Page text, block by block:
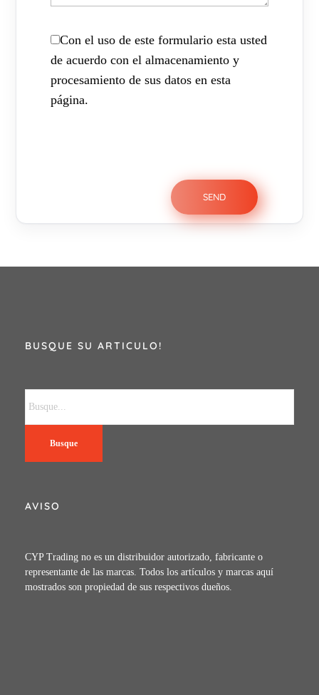
Con el uso de este formulario esta usted
de acuerdo con el almacenamiento y
procesamiento de sus datos en esta
página.
BUSQUE SU ARTICULO!
Busque
AVISO
CYP Trading no es un distribuidor autorizado, fabricante o
representante de las marcas. Todos los artículos y marcas aquí
mostrados son propiedad de sus respectivos dueños.